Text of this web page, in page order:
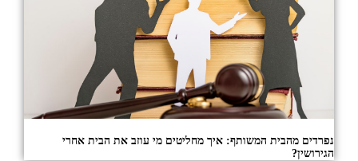
נפרדים מהבית המשותף: איך מחליטים מי עוזב את הבית אחרי
הגירושין?